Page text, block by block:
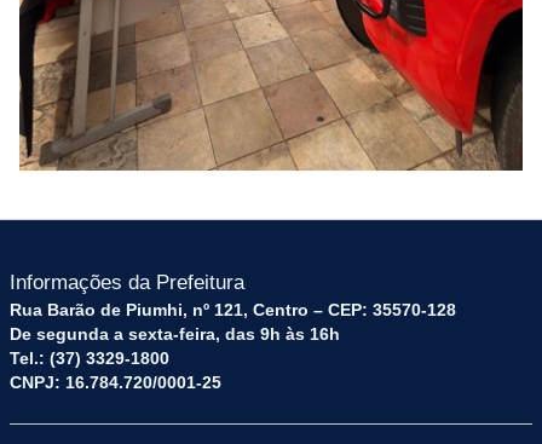
Informações da Prefeitura
Rua Barão de Piumhi, nº 121, Centro – CEP: 35570-128
De segunda a sexta-feira, das 9h às 16h
Tel.: (37) 3329-1800
CNPJ: 16.784.720/0001-25